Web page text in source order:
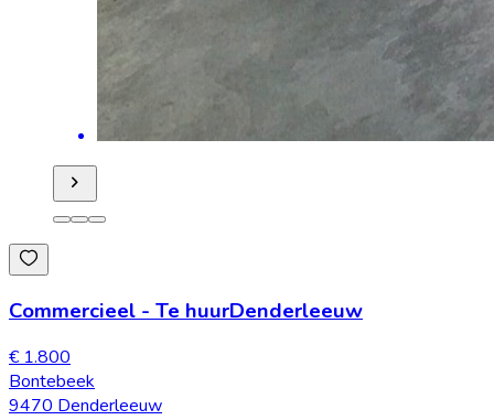
Commercieel - Te huurDenderleeuw
€ 1.800
Bontebeek
9470 Denderleeuw